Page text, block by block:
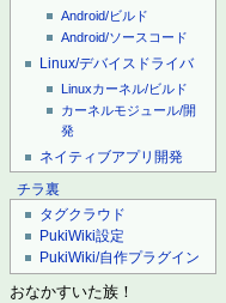
Android/ビルド
Android/ソースコード
Linux/デバイスドライバ
Linuxカーネル/ビルド
カーネルモジュール/開
発
ネイティブアプリ開発
チラ裏
タグクラウド
PukiWiki設定
PukiWiki/自作プラグイン
おなかすいた族！